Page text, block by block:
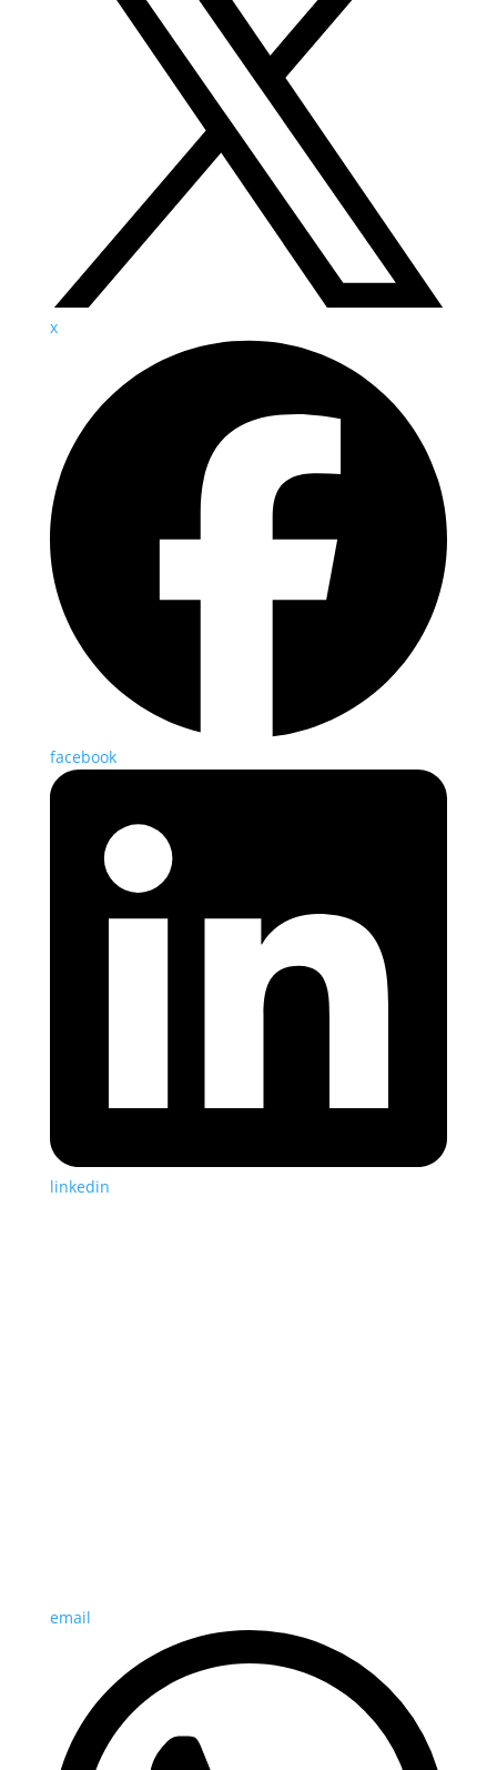
x
facebook
linkedin
email